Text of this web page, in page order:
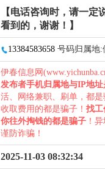
【电话咨询时，请一定
看到的，谢谢！】
13384583658 号码归属地:
伊春信息网
发布者手机归属地与IP地
活、网络兼职、刷单，都
收取费用的都是骗子！ 找工
你往外掏钱的都是骗子 ！
谨防诈骗！
2025-11-03 08:32:34